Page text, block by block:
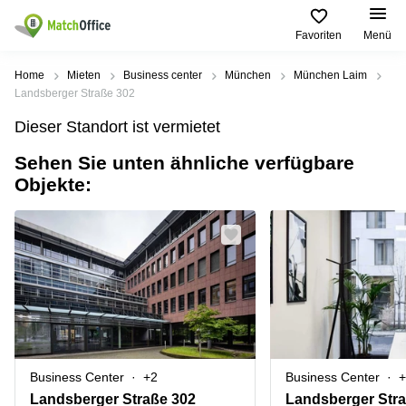
Favoriten Menü
Mieten / Vermieten
Produktseiten
Büro
mieten
center
Coworking
Space
Seminarraum
Virtuelles
Büro
Beliebte
Städte
Büro
mieten
Geschäftsadresse
Hamburg
Geschäftsadresse
mieten
Düsseldorf
Geschäftsadresse
Stuttgart
Büro
Beliebte
Suchanfragen
Regus
Dortmund
Ruhrallee
9
Dortmund
Office Club
Ballindamm
3
Rahel-
Hirsch-
Straße
Hilfe
Über uns
Büro vermieten
Preis
Log-in
Home Mieten Business center München
München Laim
Landsberger Straße 302
Dieser Standort ist vermietet
Sehen Sie unten ähnliche verfügbare
Objekte:
Business Center +2
Landsberger Straße 302
Business Center
Landsberger